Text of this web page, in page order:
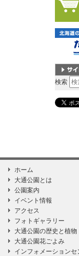
サ
検索
ホーム
大通公園とは
公園案内
イベント情報
アクセス
フォトギャラリー
大通公園の歴史と植物
大通公園花ごよみ
インフォメーションセ